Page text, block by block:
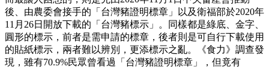
後、由農委會接手的「台灣豬證明標章」以及衛福部於2020年
11月26日開放下載的「台灣豬標示」。同樣都是綠底、金字、
圓形的標示，前者是需申請的標章，後者則是可自行下載使用
的貼紙標示，兩者難以辨別，更添標示之亂。《食力》調查發
現，雖有70.9%民眾曾看過「台灣豬證明標章」，但竟有